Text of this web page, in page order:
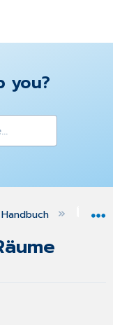
you?
Handbuch